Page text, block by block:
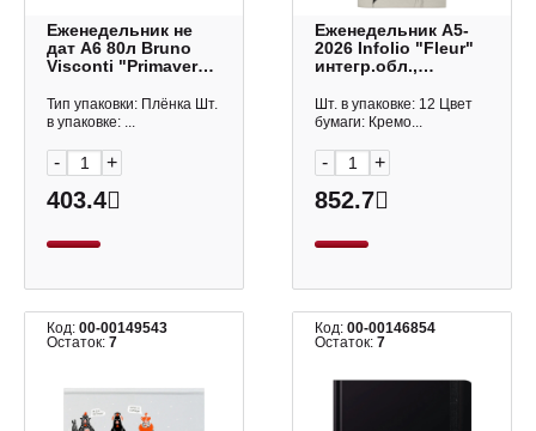
Еженедельник не
дат А6 80л Bruno
Visconti "Primavera"
кожа 3-741/14
Тип упаковки: Плёнка Шт.
в упаковке: ...
- +
403.4
Еженедельник А5-
2026 Infolio "Fleur"
интегр.обл.,
айвори I1792/ivory
Шт. в упаковке: 12 Цвет
бумаги: Кремо...
- +
852.7
Код: 00-00149543
Остаток: 7
Код:00-00146854
Остаток:7